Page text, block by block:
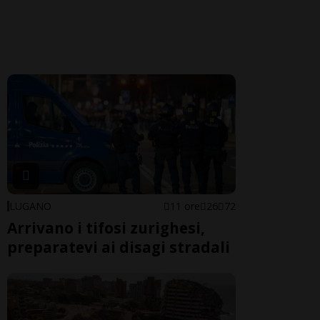
LUGANO 11 ore 26 72
Arrivano i tifosi zurighesi,
preparatevi ai disagi stradali